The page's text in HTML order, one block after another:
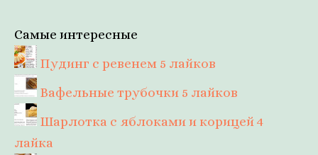
Самые интересные
Пудинг с ревенем 5 лайков
Вафельные трубочки 5 лайков
Шарлотка с яблоками и корицей4
лайка